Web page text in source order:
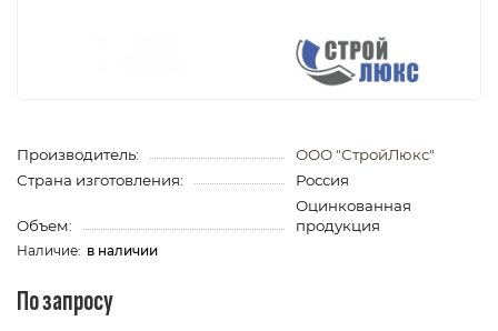
Производитель:
ООО "СтройЛюкс"
Страна изготовления:
Россия
Объем:
Оцинкованная
продукция
в наличии
По запросу